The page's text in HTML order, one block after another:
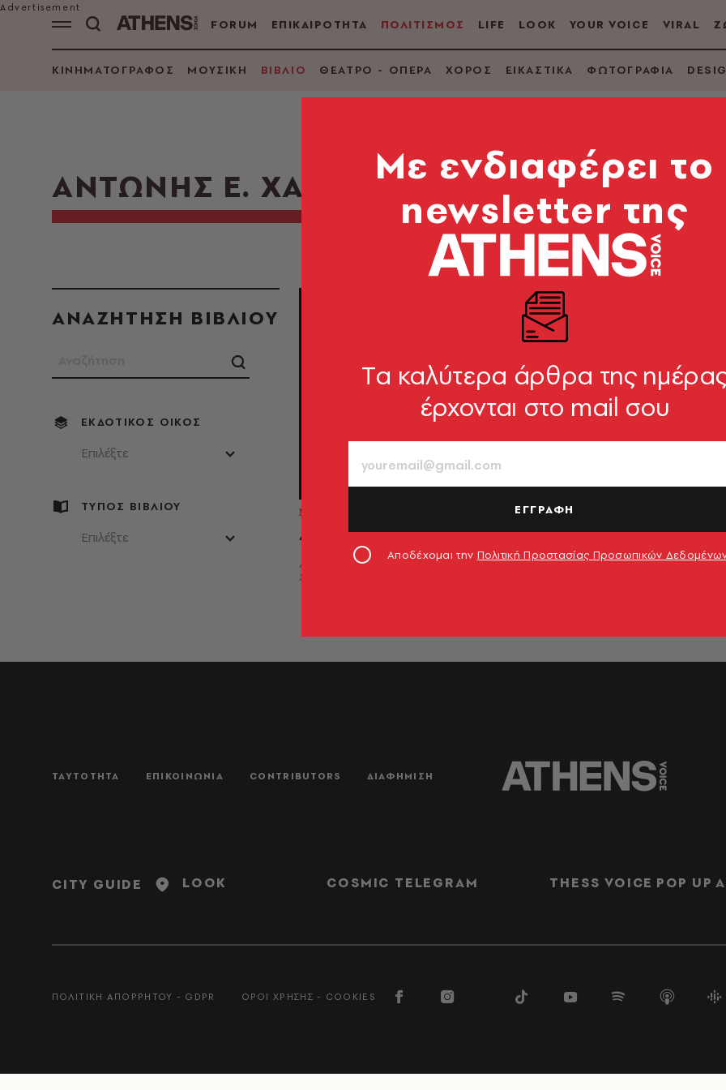
FORUM ΕΠΙΚΑΙΡΟΤΗΤΑ ΠΟΛΙΤΙΣΜΟΣ LIFE LOOK YOUR VOICE VIRAL
ΚΙΝΗΜΑΤΟΓΡΑΦΟΣ ΜΟΥΣΙΚΗ ΒΙΒΛΙΟ ΘΕΑΤΡΟ - ΟΠΕΡΑ ΧΟΡΟΣ ΕΙΚΑΣΤΙΚΑ ΦΩΤΟΓΡΑΦΙΑ
ΑΝΤΩΝΗΣ Ε. ΧΑΡΙΣΤΟΣ
ΑΝΑΖΗΤΗΣΗ ΒΙΒΛΙΟΥ
ΕΚΔΟΤΙΚΌΣ ΟΊΚΟΣ
Επιλέξτε
ΤΥΠΟΣ ΒΙΒΛΙΟΥ
Επιλέξτε
ΜΥΘΙΣΤΟΡΗΜΑ
Αγία οικογένεια
Αντώνης Ε.
Χαριστός
ΤΑΥΤΟΤΗΤΑ ΕΠΙΚΟΙΝΩΝΙΑ CONTRIBUTORS ΔΙΑΦΗΜΙΣΗ
CITY GUIDE LOOK COSMIC TELEGRAM THESS VOICE POP UP
ΠΟΛΙΤΙΚΗ ΑΠΟΡΡΗΤΟΥ - GDPR ΟΡΟΙ ΧΡΗΣΗΣ - COOKIES
Mε ενδιαφέρει το
newsletter της
Tα καλύτερα άρθρα της
έρχονται στο mail σου
ΕΓΓΡΑΦΗ
Αποδέχομαι την Πολιτική Προστασίας Προσωπικών